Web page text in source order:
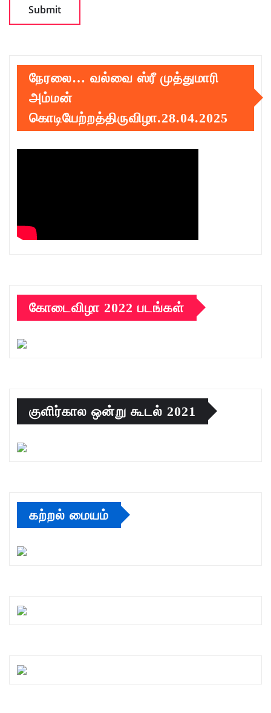
நேரலை… வல்வை ஸ்ரீ முத்துமாரி
அம்மன்
கொடியேற்றத்திருவிழா.28.04.2025
கோடைவிழா 2022 படங்கள்
குளிர்கால ஒன்று கூடல் 2021
கற்றல் மையம்